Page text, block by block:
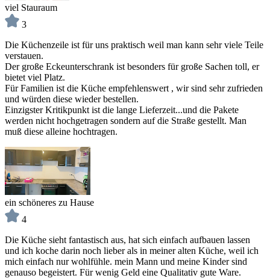
viel Stauraum
3
Die Küchenzeile ist für uns praktisch weil man kann sehr viele Teile
verstauen.
Der große Eckeunterschrank ist besonders für große Sachen toll, er
bietet viel Platz.
Für Familien ist die Küche empfehlenswert , wir sind sehr zufrieden
und würden diese wieder bestellen.
Einzigster Kritikpunkt ist die lange Lieferzeit...und die Pakete
werden nicht hochgetragen sondern auf die Straße gestellt. Man
muß diese alleine hochtragen.
ein schöneres zu Hause
4
Die Küche sieht fantastisch aus, hat sich einfach aufbauen lassen
und ich koche darin noch lieber als in meiner alten Küche, weil ich
mich einfach nur wohlfühle. mein Mann und meine Kinder sind
genauso begeistert. Für wenig Geld eine Qualitativ gute Ware.